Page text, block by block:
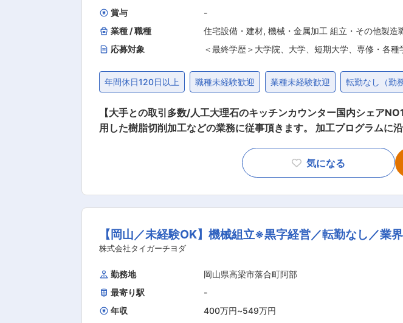
賞与
-
業種 / 職種
住宅設備・建材, 機械・金属加工 組立・その他製造
応募対象
＜最終学歴＞大学院、大学、短期大学、専修・各
年間休日120日以上 職種未経験歓迎 業種未経験歓迎 転勤なし（勤
【大手との取引多数/人工大理石のキッチンカウンター国内シェアNO1/年休120日
用した樹脂切削加工などの業務に従事頂きます。 加工プログラムに
ラム通りに作業を実施できるように対応頂きます。 ■当社の魅力、やりがい： 当社は、人工大理石を使用したキッチンカウンターのシェアが
業界トップクラスの吉本産業株式会社のグループ会社であり、業界
き、将来的
気になる
【岡山／未経験OK】機械組立※黒字経営／転勤なし／業
株式会社タイガーチヨダ
勤務地
岡山県高梁市落合町阿部
最寄り駅
-
年収
400万円~549万円